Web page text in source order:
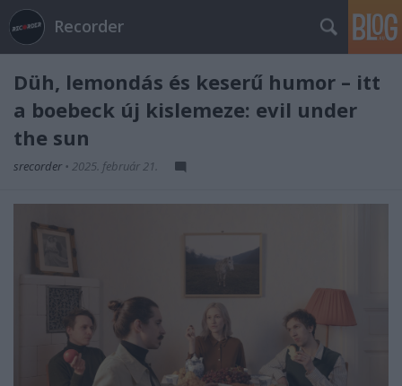
Recorder
Düh, lemondás és keserű humor – itt
a boebeck új kislemeze: evil under
the sun
srecorder • 2025. február 21.